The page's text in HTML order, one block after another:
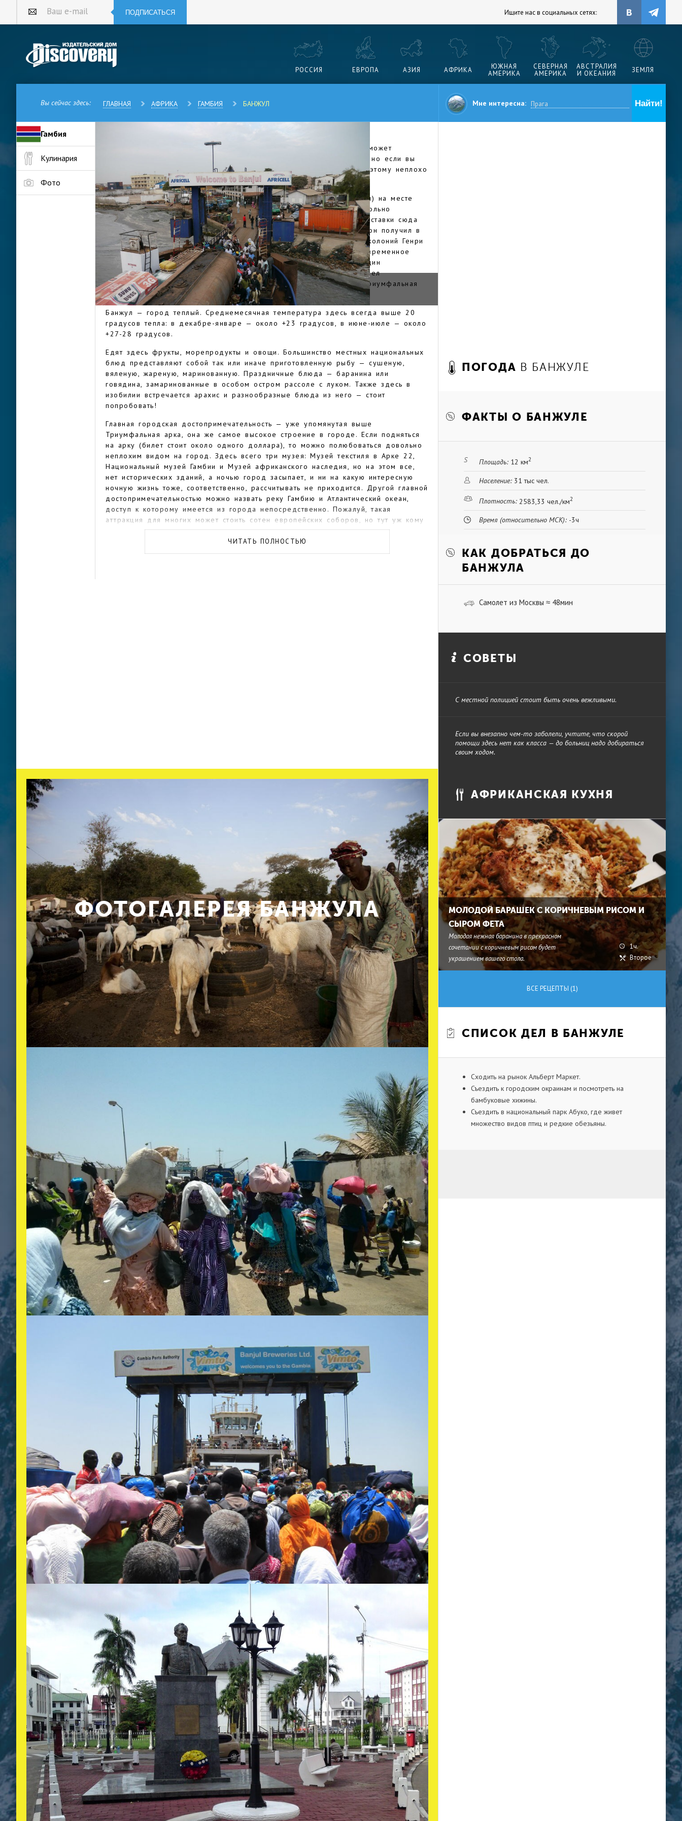
Ваш e-mail ПОДПИСАТЬСЯ Ищите нас в социальных сетях:
РОССИЯ ЕВРОПА АЗИЯ АФРИКА
ЮЖНАЯ
АМЕРИКА
СЕВЕРНАЯ
АМЕРИКА
АВСТРАЛИЯ
И ОКЕАНИЯ
ЗЕМЛЯ
Вы сейчас здесь: ГЛАВНАЯ АФРИКА ГАМБИЯ БАНЖУЛ Мне интересна:
Гамбия
Кулинария
Фото
БАНЖУЛ
Столица Гамбии, Банжул, когда-то называвшаяся Батерст, вряд ли может
претендовать на звание одной из самых интересных столиц мира, но если вы
приехали в эту страну, то без посещения столицы не обойтись, поэтому неплохо
узнать о ней некоторые подробности.
Находится Банжул на острове Святой Марии (он же остров Банжул) на месте
впадения реки Гамбии в Атлантический океан. История у него довольно
печальная: образован он был британцами в 1816 году с целью поставки сюда
рабов (и как торговый порт). Свое первое название — Батерст — он получил в
честь секретаря английского британского Министерства по делам колоний Генри
Батерста. Батерстом Банжул назывался вплоть до 1973 года, а современное
название получил после обретения страной независимости. Еще один
интересный момент в истории города: в 1994 году здесь произошел
государственный переворот, в честь которого была воздвигнута триумфальная
арка 22, в которой сейчас располагается текстильный музей.
Банжул — город теплый. Среднемесячная температура здесь всегда выше 20
градусов тепла: в декабре-январе — около +23 градусов, в июне-июле — около
+27-28 градусов.
Едят здесь фрукты, морепродукты и овощи. Большинство местных национальных
блюд представляют собой так или иначе приготовленную рыбу — сушеную,
вяленую, жареную, маринованную. Праздничные блюда — баранина или
говядина, замаринованные в особом остром рассоле с луком. Также здесь в
изобилии встречается арахис и разнообразные блюда из него — стоит
попробовать!
Главная городская достопримечательность — уже упомянутая выше
Триумфальная арка, она же самое высокое строение в городе. Если подняться
на арку (билет стоит около одного доллара), то можно полюбоваться довольно
неплохим видом на город. Здесь всего три музея: Музей текстиля в Арке 22,
Национальный музей Гамбии и Музей африканского наследия, но на этом все,
нет исторических зданий, а ночью город засыпает, и ни на какую интересную
ночную жизнь тоже, соответственно, рассчитывать не приходится. Другой главной
достопримечательностью можно назвать реку Гамбию и Атлантический океан,
доступ к которому имеется из города непосредственно. Пожалуй, такая
аттракция для многих может стоить сотен европейских соборов, но тут уж кому
что нравится. В городе можно найти довольно много зданий, оставшихся от
англичан — например, здания церквей. Впрочем, большинство из них закрыто.
Зато главная мечеть Банжула открыта, и ее минареты присоединяются к
ЧИТАТЬ ПОЛНОСТЬЮ
ПОГОДА В БАНЖУЛЕ
ФАКТЫ О БАНЖУЛЕ
Площадь: 12 км2
Население: 31 тыс чел.
Плотность: 2583,33 чел./км2
Время (относительно МСК): -3ч
КАК ДОБРАТЬСЯ ДО
БАНЖУЛА
Самолет из Москвы ≈ 48мин
СОВЕТЫ
С местной полицией стоит быть очень вежливыми.
Если вы внезапно чем-то заболели, учтите, что скорой
помощи здесь нет как класса — до больниц надо добираться
своим ходом.
ФОТОГАЛЕРЕЯ БАНЖУЛА
АФРИКАНСКАЯ КУХНЯ
МОЛОДОЙ БАРАШЕК С КОРИЧНЕВЫМ РИСОМ И
СЫРОМ ФЕТА
Молодая нежная баранина в прекрасном
сочетании с коричневым рисом будет
украшением вашего стола.
1ч.
Второе
ВСЕ РЕЦЕПТЫ (1)
СПИСОК ДЕЛ В БАНЖУЛЕ
Сходить на рынок Альберт Маркет.
Съездить к городским окраинам и посмотреть на
бамбуковые хижины.
Съездить в национальный парк Абуко, где живет
множество видов птиц и редкие обезьяны.